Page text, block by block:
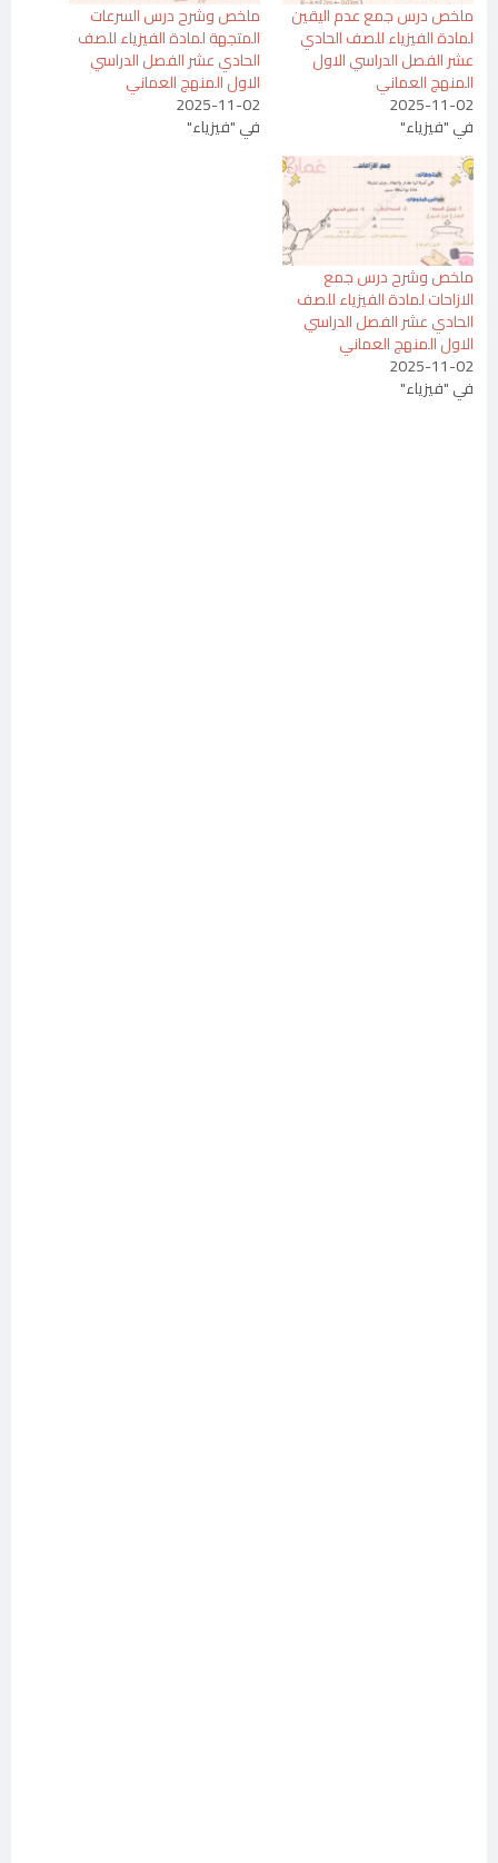
ملخص درس جمع عدم اليقين
لمادة الفيزياء للصف الحادي
عشر الفصل الدراسي الاول
المنهج العماني
2025-11-02
في "فيزياء"
ملخص وشرح درس السرعات
المتجهة لمادة الفيزياء للصف
الحادي عشر الفصل الدراسي
الاول المنهج العماني
2025-11-02
في "فيزياء"
ملخص وشرح درس جمع
الازاحات لمادة الفيزياء للصف
الحادي عشر الفصل الدراسي
الاول المنهج العماني
2025-11-02
في "فيزياء"